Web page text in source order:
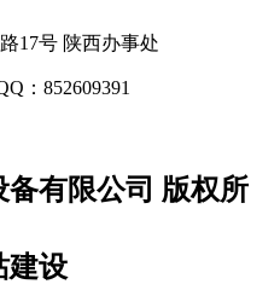
17号 陕西办事处
：852609391
有限公司 版权所
建设